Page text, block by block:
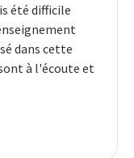
été difficile
dans cette
à l'écoute et